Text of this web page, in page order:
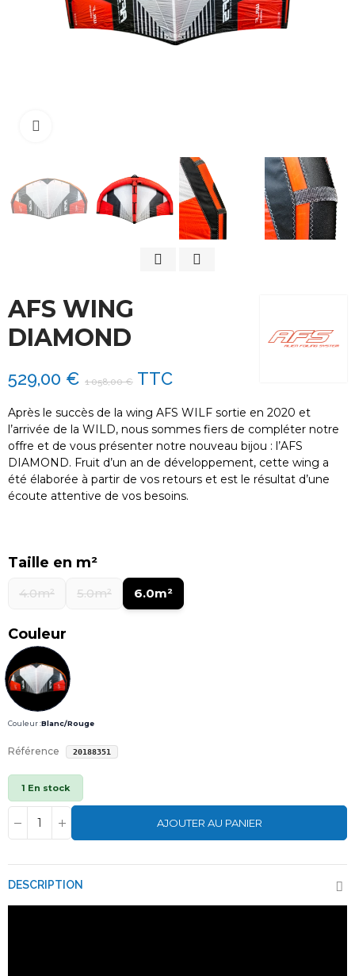
AFS WING
DIAMOND
529,00 € 1 058,00 € TTC
Après le succès de la wing AFS WILF sortie en 2020 et
l’arrivée de la WILD, nous sommes fiers de compléter notre
offre et de vous présenter notre nouveau bijou : l’AFS
DIAMOND. Fruit d’un an de développement, cette wing a
été élaborée à partir de vos retours et est le résultat d’une
écoute attentive de vos besoins.
Taille en m²
4.0m² 5.0m² 6.0m²
Couleur
Couleur :Blanc/Rouge
Référence 20188351
1 En stock
AJOUTER AU PANIER
DESCRIPTION